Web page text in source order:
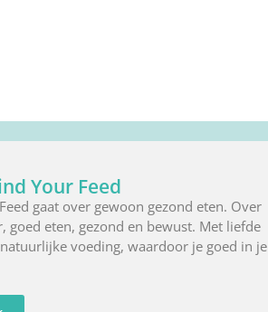
Your Feed
gaat over gewoon gezond eten. Over
goed eten, gezond en bewust. Met liefde
voeding, waardoor je goed in je